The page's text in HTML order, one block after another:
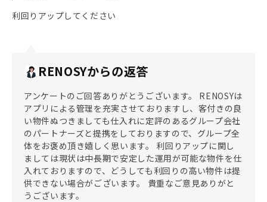
利回りアップしてください
RENOSYからの返答
アンケートのご回答ありがとうございます。 RENOSYは
アプリによる管理を充実させておりますし、客付きの良
い物件ぬつきましても仕入れに定評のあるグループ会社
のパートナーズと提携をしておりますので、グループ全
体をお褒め頂き嬉しく思います。 利回りアップに関し
ましては現状は中長期で安定した運用が可能な物件を仕
入れておりますので、どうしても利回りの高い物件は提
供できない場合がございます。 貴重なご意見ありがと
うございます。